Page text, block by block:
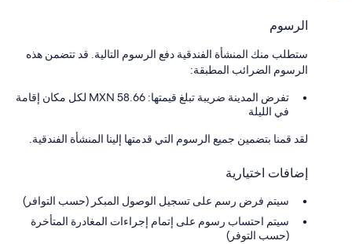
الرسوم
ستطلب منك المنشأة الفندقية دفع الرسوم التالية. قد تتضمن هذه
الرسوم الضرائب المطبقة:
تفرض المدينة ضريبة تبلغ قيمتها: 58.66 MXN لكل مكان إقامة
في الليلة
لقد قمنا بتضمين جميع الرسوم التي قدمتها إلينا المنشأة الفندقية.
إضافات اختيارية
سيتم فرض رسم على تسجيل الوصول المبكر (حسب التوافر)
سيتم احتساب رسوم على إتمام إجراءات المغادرة المتأخرة
(حسب التوفر)